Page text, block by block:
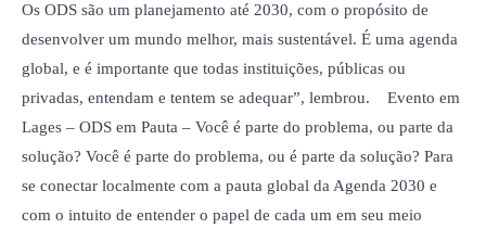
Os ODS são um planejamento até 2030, com o propósito de
desenvolver um mundo melhor, mais sustentável. É uma agenda
global, e é importante que todas instituições, públicas ou
privadas, entendam e tentem se adequar”, lembrou. Evento em
Lages – ODS em Pauta – Você é parte do problema, ou parte da
solução? Você é parte do problema, ou é parte da solução? Para
se conectar localmente com a pauta global da Agenda 2030 e
com o intuito de entender o papel de cada um em seu meio